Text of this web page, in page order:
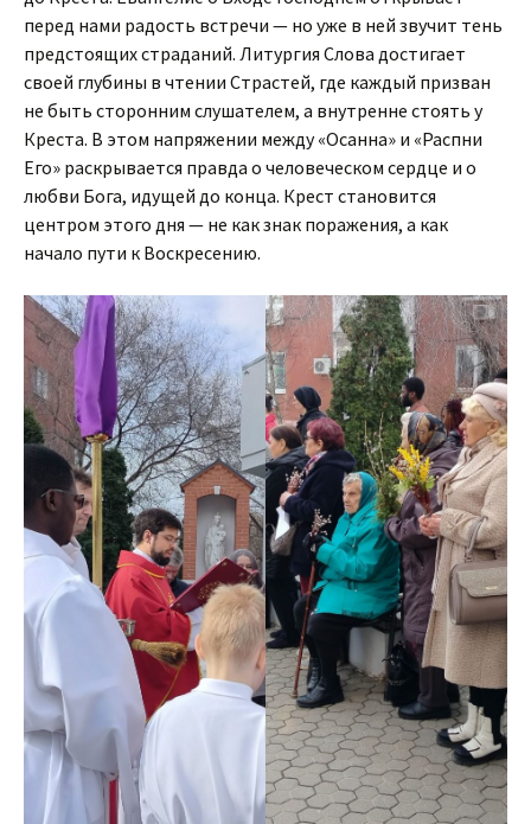
перед нами радость встречи — но уже в ней звучит тень
предстоящих страданий. Литургия Слова достигает
своей глубины в чтении Страстей, где каждый призван
не быть сторонним слушателем, а внутренне стоять у
Креста. В этом напряжении между «Осанна» и «Распни
Его» раскрывается правда о человеческом сердце и о
любви Бога, идущей до конца. Крест становится
центром этого дня — не как знак поражения, а как
начало пути к Воскресению.